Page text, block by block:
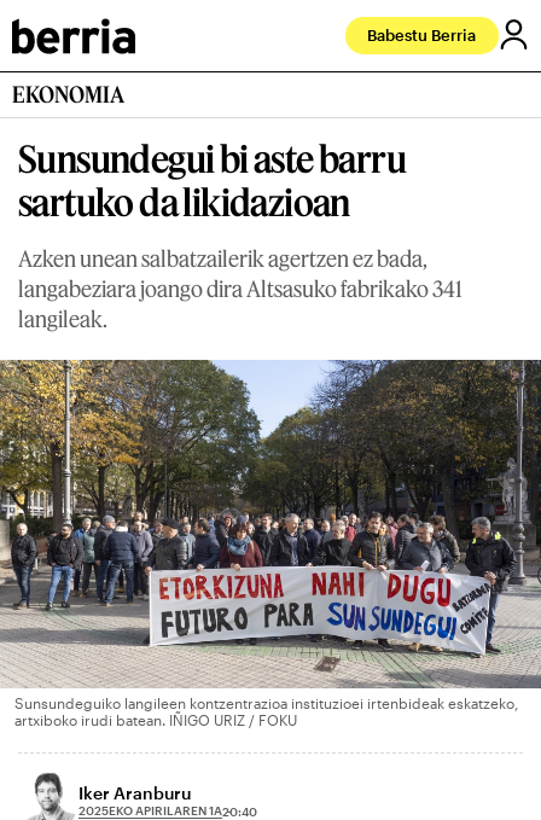
Babestu Berria
EKONOMIA
Sunsundegui bi aste barru
sartuko da likidazioan
Azken unean salbatzailerik agertzen ez bada,
langabeziara joango dira Altsasuko fabrikako 341
langileak.
Sunsundeguiko langileen kontzentrazioa instituzioei irtenbideak eskatzeko,
artxiboko irudi batean. IÑIGO URIZ / FOKU
Iker Aranburu
2025EKO APIRILAREN 1A20:40